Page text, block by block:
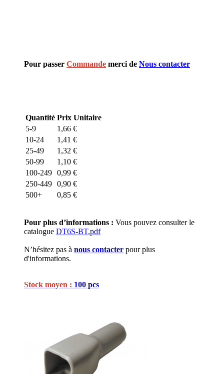
Pour passer Commande merci de Nous contacter
Quantité Prix Unitaire
5-9
1,66 €
10-24
1,41 €
25-49
1,32 €
50-99
1,10 €
100-249 0,99 €
250-449 0,90 €
500+
0,85 €
Pour plus d’informations : Vous pouvez consulter le
catalogue DT6S-BT.pdf
N’hésitez pas à nous contacter pour plus
d'informations.
Stock moyen : 100 pcs